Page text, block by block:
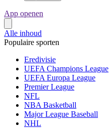
App openen
Alle inhoud
Populaire sporten
Eredivisie
UEFA Champions League
UEFA Europa League
Premier League
NFL
NBA Basketball
Major League Baseball
NHL